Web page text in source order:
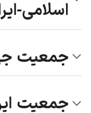
اسلامی-
جمعیت
جمعیت